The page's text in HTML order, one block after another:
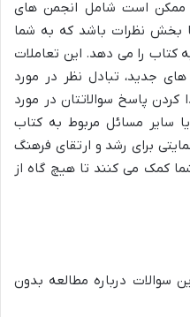
است شامل انجمن های
بخش نظرات باشد که به شما
کتاب را می دهد. این تعاملات
جدید، تبادل نظر در مورد
پاسخ سوالاتتان در مورد
سایر مسائل مربوط به کتاب
برای رشد و ارتقای فرهنگ
کمک می کنند تا هیچ گاه از
سوالات درباره مطالعه بدون